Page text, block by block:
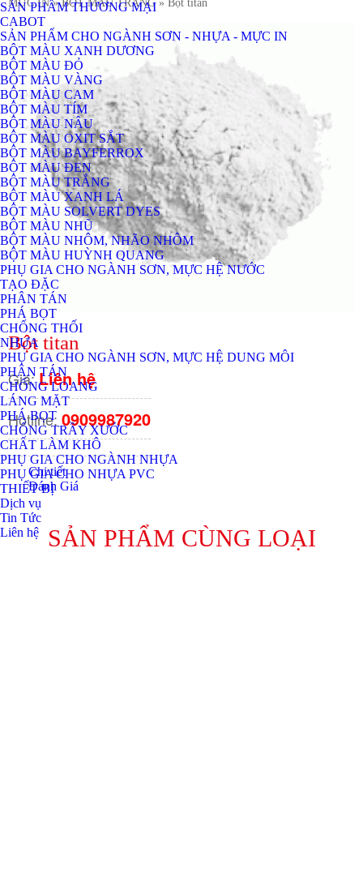
SẢN PHẨM THƯƠNG MẠI
CABOT
SẢN PHẨM CHO NGÀNH SƠN - NHỰA - MỰC IN
BỘT MÀU XANH DƯƠNG
BỘT MÀU ĐỎ
BỘT MÀU VÀNG
BỘT MÀU CAM
BỘT MÀU TÍM
BỘT MÀU NÂU
BỘT MÀU OXIT SẮT
BỘT MÀU BAYFERROX
BỘT MÀU ĐEN
BỘT MÀU TRẮNG
BỘT MÀU XANH LÁ
BỘT MÀU SOLVERT DYES
BỘT MÀU NHŨ
BỘT MÀU NHÔM, NHÃO NHÔM
BỘT MÀU HUỲNH QUANG
PHỤ GIA CHO NGÀNH SƠN, MỰC HỆ NƯỚC
TẠO ĐẶC
PHÂN TÁN
PHÁ BỌT
CHỐNG THỐI
NHỰA
PHỤ GIA CHO NGÀNH SƠN, MỰC HỆ DUNG MÔI
PHÂN TÁN
CHỐNG LOANG
LÁNG MẶT
PHÁ BỌT
CHỐNG TRẦY XƯỚC
CHẤT LÀM KHÔ
PHỤ GIA CHO NGÀNH NHỰA
PHỤ GIA CHO NHỰA PVC
THIẾT BỊ
Dịch vụ
Tin Tức
Liên hệ
MỰC IN » BỘT MÀU TRẮNG » Bột titan
Bột titan
Giá:Liên hệ
Hotline: 0909987920
Chi tiết
Đánh Giá
SẢN PHẨM CÙNG LOẠI